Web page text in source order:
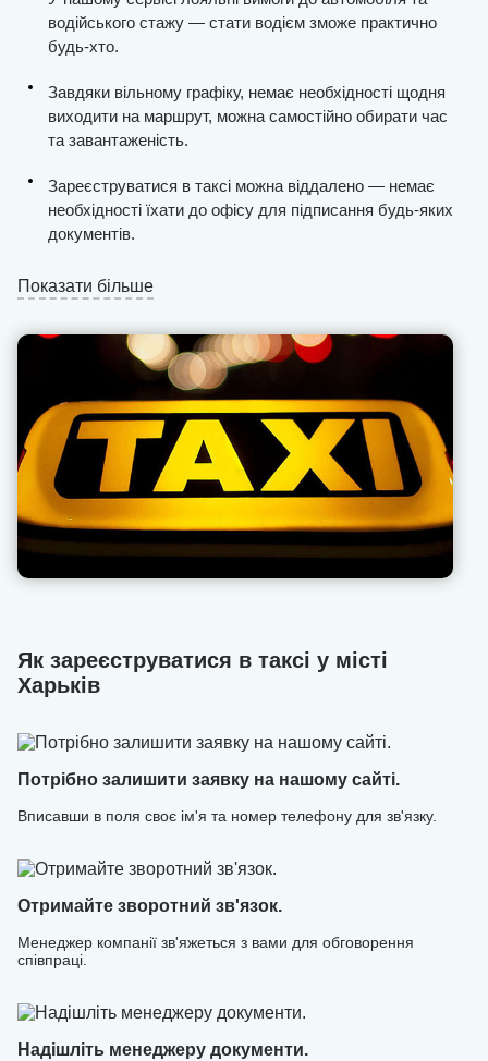
вже зараз!
водійського стажу — стати водієм зможе практично
будь-хто.
Завдяки вільному графіку, немає необхідності щодня
виходити на маршрут, можна самостійно обирати час
та завантаженість.
Зареєструватися в таксі можна віддалено — немає
необхідності їхати до офісу для підписання будь-яких
документів.
Ви отримаєте стабільну кількість замовлень, процес
пошуку клієнтів у місті максимально спрощений.
Виплати проводяться щодня та без затримок, ми не
стягуємо комісію з «чайових» та «бонусів» (це
завжди фіксоване значення).
Вся фінансова звітність відкрита для водія в
особистому кабінеті.
Наша техпідтримка дозволяє оперативно вирішувати
проблеми, що виникають з пасажирами, надає
рекомендації, як поводитися в тій чи іншій ситуації.
Показати більше
Як зареєструватися в таксі у місті
Харьків
Потрібно залишити заявку на нашому сайті.
Вписавши в поля своє ім'я та номер телефону для зв'язку.
Отримайте зворотний зв'язок.
Менеджер компанії зв'яжеться з вами для обговорення
співпраці.
Надішліть менеджеру документи.